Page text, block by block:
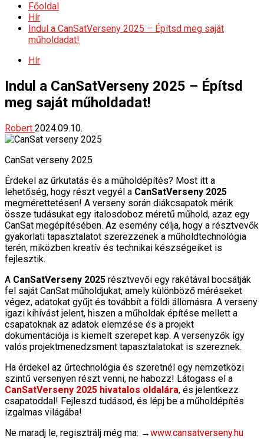
Főoldal
Hír
Indul a CanSatVerseny 2025 – Építsd meg saját
műholdadat!
Hír
Indul a CanSatVerseny 2025 – Építsd
meg saját műholdadat!
Robert 2024.09.10.
CanSat verseny 2025
Érdekel az űrkutatás és a műholdépítés? Most itt a
lehetőség, hogy részt vegyél a CanSatVerseny 2025
megmérettetésen! A verseny során diákcsapatok mérik
össze tudásukat egy italosdoboz méretű műhold, azaz egy
CanSat megépítésében. Az esemény célja, hogy a résztvevők
gyakorlati tapasztalatot szerezzenek a műholdtechnológia
terén, miközben kreatív és technikai készségeiket is
fejlesztik.
A CanSatVerseny 2025 résztvevői egy rakétával bocsátják
fel saját CanSat műholdjukat, amely különböző méréseket
végez, adatokat gyűjt és továbbít a földi állomásra. A verseny
igazi kihívást jelent, hiszen a műholdak építése mellett a
csapatoknak az adatok elemzése és a projekt
dokumentációja is kiemelt szerepet kap. A versenyzők így
valós projektmenedzsment tapasztalatokat is szereznek.
Ha érdekel az űrtechnológia és szeretnél egy nemzetközi
szintű versenyen részt venni, ne habozz! Látogass el a
CanSatVerseny 2025 hivatalos oldalára, és jelentkezz
csapatoddal! Fejleszd tudásod, és lépj be a műholdépítés
izgalmas világába!
Ne maradj le, regisztrálj még ma: →www.cansatverseny.hu